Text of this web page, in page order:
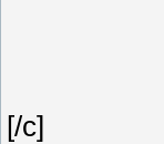
[/c]